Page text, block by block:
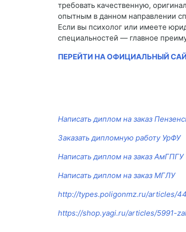
требовать качественную,
опытным в данном направлении
Если вы психолог или имеете
специальностей — главное
ПЕРЕЙТИ НА ОФИЦИАЛЬНЫЙ
Написать диплом на заказ
Заказать дипломную работу УрФУ
Написать диплом на заказ АмГПГУ
Написать диплом на заказ МГЛУ
http://types.poligonmz.ru/articles/
https://shop.yagi.ru/articles/5991-